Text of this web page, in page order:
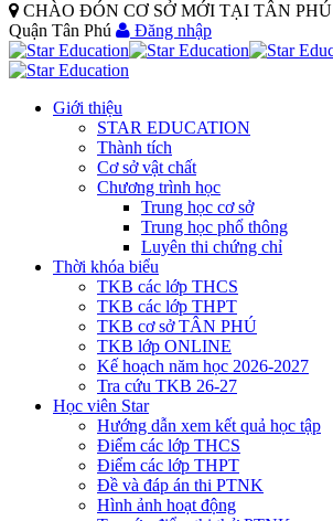
CHÀO ĐÓN CƠ SỞ MỚI TẠI TÂN PHÚ
Quận Tân Phú
Đăng nhập
Giới thiệu
STAR EDUCATION
Thành tích
Cơ sở vật chất
Chương trình học
Trung học cơ sở
Trung học phổ thông
Luyên thi chứng chỉ
Thời khóa biểu
TKB các lớp THCS
TKB các lớp THPT
TKB cơ sở TÂN PHÚ
TKB lớp ONLINE
Kế hoạch năm học 2026-2027
Tra cứu TKB 26-27
Học viên Star
Hướng dẫn xem kết quả học tập
Điểm các lớp THCS
Điểm các lớp THPT
Đề và đáp án thi PTNK
Hình ảnh hoạt động